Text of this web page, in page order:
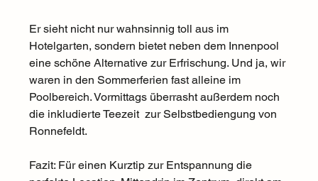
Er sieht nicht nur wahnsinnig toll aus im
Hotelgarten, sondern bietet neben dem Innenpool
eine schöne Alternative zur Erfrischung. Und ja, wir
waren in den Sommerferien fast alleine im
Poolbereich. Vormittags überrasht außerdem noch
die inkludierte Teezeit  zur Selbstbediengung von
Ronnefeldt.
Fazit: Für einen Kurztip zur Entspannung die